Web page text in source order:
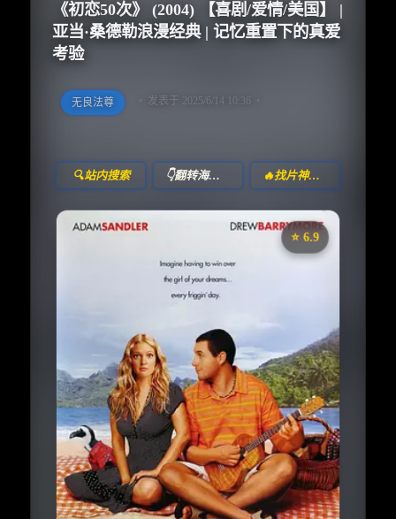
《初恋50次》 (2004) 【喜剧/爱情/美国】 |
亚当·桑德勒浪漫经典 | 记忆重置下的真爱
考验
无良法尊 发表于 2025/6/14 10:36
🔍站内搜索 👇翻转海报！ 🔥找片神器🔥
⭐️ 6.9
⭐️ 评分：6.9 | 🎬 2004年
夸克网盘